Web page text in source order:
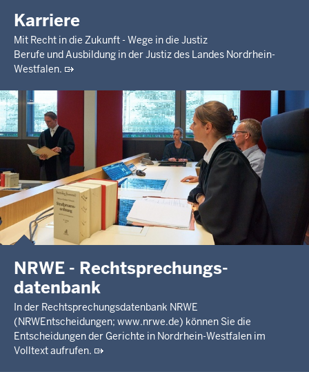
Karriere
Mit Recht in die Zukunft - Wege in die Justiz
Berufe und Ausbildung in der Justiz des Landes Nordrhein-
Westfalen.
NRWE - Rechtsprechungs­
datenbank
In der Rechtsprechungsdatenbank NRWE
(NRWEntscheidungen; www.nrwe.de) können Sie die
Entscheidungen der Gerichte in Nordrhein-Westfalen im
Volltext aufrufen.